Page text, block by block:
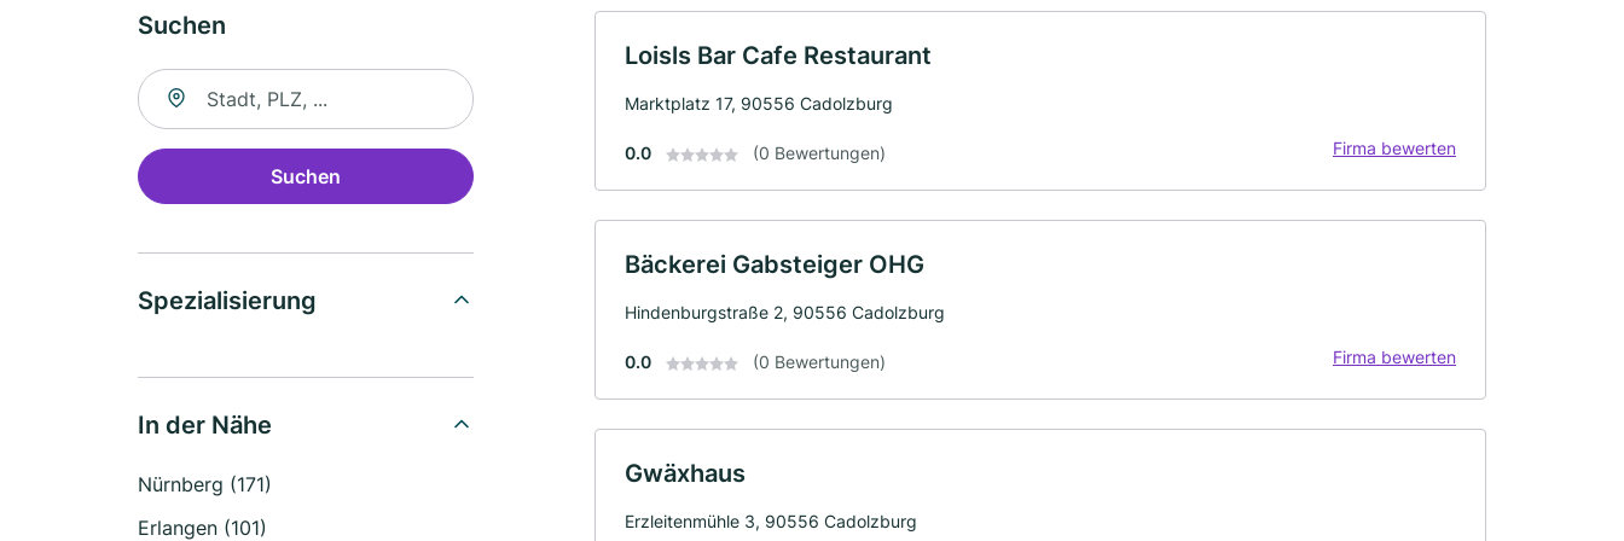
Suchen
Suche nach Ort
Suchen
Spezialisierung
In der Nähe
Nürnberg (171)
Erlangen (101)
Loisls Bar Cafe Restaurant
Marktplatz 17, 90556 Cadolzburg
0.0 (0 Bewertungen) Firma bewerten
Bäckerei Gabsteiger OHG
Hindenburgstraße 2, 90556 Cadolzburg
0.0 (0 Bewertungen) Firma bewerten
Gwäxhaus
Erzleitenmühle 3, 90556 Cadolzburg